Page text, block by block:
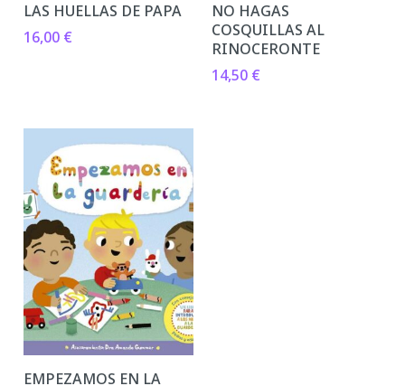
LAS HUELLAS DE PAPA
16,00 €
NO HAGAS
COSQUILLAS AL
RINOCERONTE
14,50 €
EMPEZAMOS EN LA